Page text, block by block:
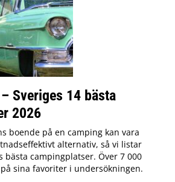
Sveriges 14 bästa
2026
boende på en camping kan vara
alternativ, så vi listar
bästa campingplatser. Över 7 000
sina favoriter i undersökningen.